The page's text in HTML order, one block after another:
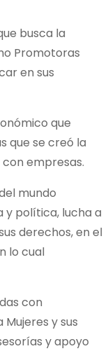
busca la
Promotoras
en sus
que
que se creó la
empresas.
mundo
y política, lucha a
derechos, en el
lo cual
con
y sus
y apoyo